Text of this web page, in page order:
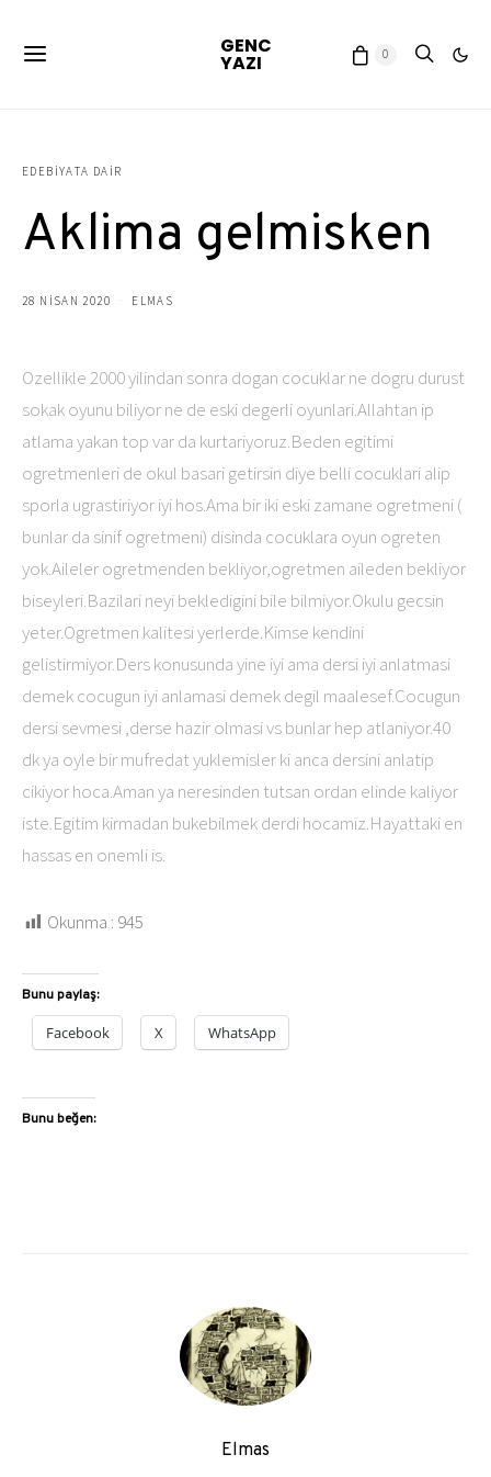
GENC
YAZI 0
EDEBIYATA DAIR
Aklima gelmisken
28 NISAN 2020 ELMAS
Ozellikle 2000 yilindan sonra dogan cocuklar ne dogru durust
sokak oyunu biliyor ne de eski degerli oyunlari.Allahtan ip
atlama yakan top var da kurtariyoruz.Beden egitimi
ogretmenleri de okul basari getirsin diye belli cocuklari alip
sporla ugrastiriyor iyi hos.Ama bir iki eski zamane ogretmeni (
bunlar da sinif ogretmeni) disinda cocuklara oyun ogreten
yok.Aileler ogretmenden bekliyor,ogretmen aileden bekliyor
biseyleri.Bazilari neyi bekledigini bile bilmiyor.Okulu gecsin
yeter.Ogretmen kalitesi yerlerde.Kimse kendini
gelistirmiyor.Ders konusunda yine iyi ama dersi iyi anlatmasi
demek cocugun iyi anlamasi demek degil maalesef.Cocugun
dersi sevmesi ,derse hazir olmasi vs bunlar hep atlaniyor.40
dk ya oyle bir mufredat yuklemisler ki anca dersini anlatip
cikiyor hoca.Aman ya neresinden tutsan ordan elinde kaliyor
iste.Egitim kirmadan bukebilmek derdi hocamiz.Hayattaki en
hassas en onemli is.
Okunma : 945
Bunu paylaş:
Facebook X WhatsApp
Bunu beğen:
Elmas